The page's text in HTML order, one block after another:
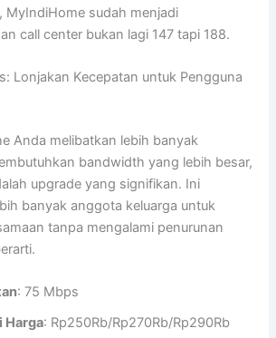
sudah menjadi
call center bukan lagi 147 tapi 188.
Lonjakan Kecepatan untuk Pengguna
Anda melibatkan lebih banyak
bandwidth yang lebih besar,
upgrade yang signifikan. Ini
banyak anggota keluarga untuk
tanpa mengalami penurunan
: 75 Mbps
Harga: Rp250Rb/Rp270Rb/Rp290Rb